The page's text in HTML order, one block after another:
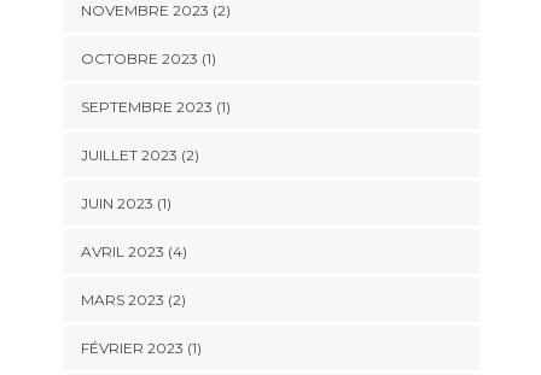
NOVEMBRE 2023 (2)
OCTOBRE 2023 (1)
SEPTEMBRE 2023 (1)
JUILLET 2023 (2)
JUIN 2023 (1)
AVRIL 2023 (4)
MARS 2023 (2)
FÉVRIER 2023 (1)